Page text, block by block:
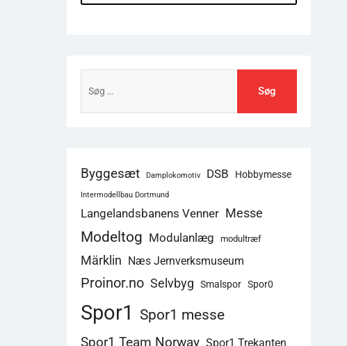
efter:
Byggesæt Damplokomotiv DSB Hobbymesse
Intermodellbau Dortmund
Langelandsbanens Venner Messe
Modeltog Modulanlæg modultræf
Märklin Næs Jernverksmuseum
Proinor.no Selvbyg Smalspor Spor0
Spor1 Spor1 messe
Spor1 Team Norway Spor1 Trekanten